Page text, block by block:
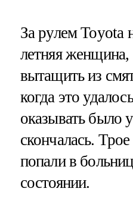
За рулем Toyota
летняя женщина,
вытащить из
когда это
оказывать было
скончалась.
попали в
состоянии.